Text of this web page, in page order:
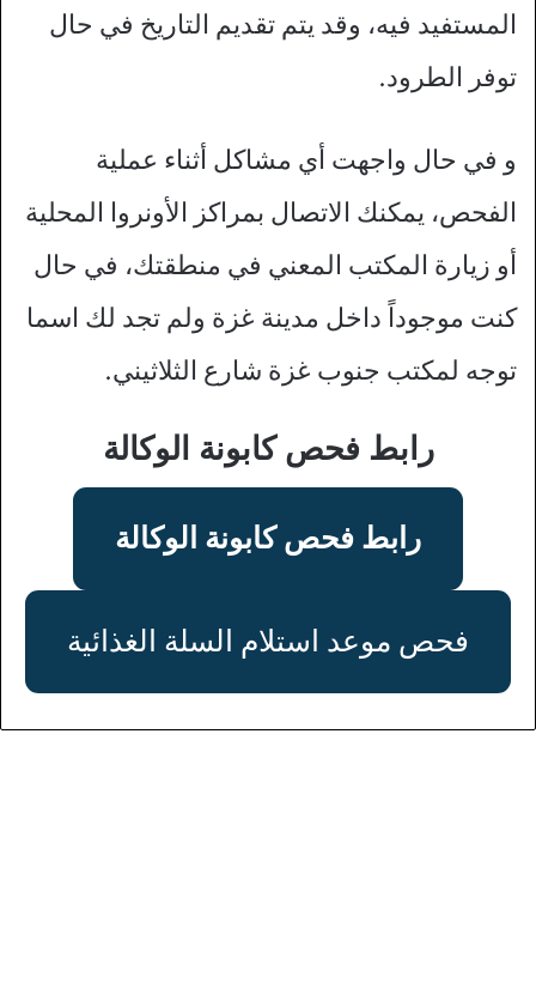
المستفيد فيه، وقد يتم تقديم التاريخ في حال
توفر الطرود.
و في حال واجهت أي مشاكل أثناء عملية
الفحص، يمكنك الاتصال بمراكز الأونروا المحلية
أو زيارة المكتب المعني في منطقتك، في حال
كنت موجوداً داخل مدينة غزة ولم تجد لك اسما
توجه لمكتب جنوب غزة شارع الثلاثيني.
رابط فحص كابونة الوكالة
رابط فحص كابونة الوكالة
فحص موعد استلام السلة الغذائية